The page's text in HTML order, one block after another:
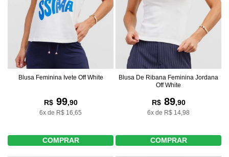
Blusa Feminina Ivete Off White
R$99,90
6x de R$ 16,65
COMPRAR
Blusa De Ribana Feminina Jordana
Off White
R$89,90
6x de R$ 14,98
COMPRAR